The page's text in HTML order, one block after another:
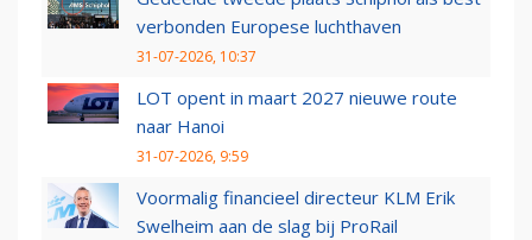
verbonden Europese luchthaven
31-07-2026, 10:37
LOT opent in maart 2027 nieuwe route
naar Hanoi
31-07-2026, 9:59
Voormalig financieel directeur KLM Erik
Swelheim aan de slag bij ProRail